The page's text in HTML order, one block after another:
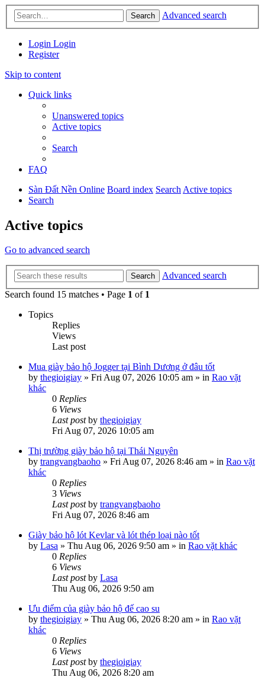
Search Advanced search
Login Login
Register
Skip to content
Quick links
Unanswered topics
Active topics
Search
FAQ
Sàn Đất Nền Online Board index Search Active topics
Search
Active topics
Go to advanced search
Search
Advanced search
Search found 15 matches • Page 1 of 1
Topics
Replies
Views
Last post
Mua giày bảo hộ Jogger tại Bình Dương ở đâu tốt
by thegioigiay » Fri Aug 07, 2026 10:05 am » in Rao vặt
khác
0 Replies
6 Views
Last postby thegioigiay
Fri Aug 07, 2026 10:05 am
Thị trường giày bảo hộ tại Thái Nguyên
by trangvangbaoho » Fri Aug 07, 2026 8:46 am » in Rao vặt
khác
0 Replies
3 Views
Last postby trangvangbaoho
Fri Aug 07, 2026 8:46 am
Giày bảo hộ lót Kevlar và lót thép loại nào tốt
by Lasa » Thu Aug 06, 2026 9:50 am » in Rao vặt khác
0 Replies
6 Views
Last postby Lasa
Thu Aug 06, 2026 9:50 am
Ưu điểm của giày bảo hộ đế cao su
by thegioigiay » Thu Aug 06, 2026 8:20 am » in Rao vặt
khác
0 Replies
6 Views
Last postby thegioigiay
Thu Aug 06, 2026 8:20 am